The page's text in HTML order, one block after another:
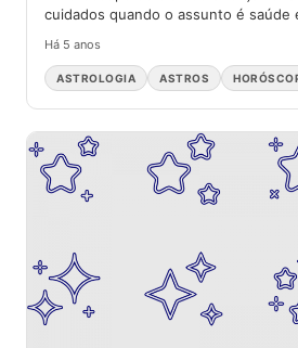
cuidados quando o assunto é saúde
Há 5 anos
ASTROLOGIA ASTROS